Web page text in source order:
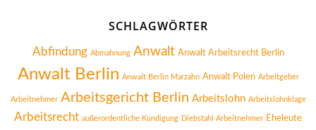
SCHLAGWÖRTER
Abfindung Abmahnung Anwalt Anwalt Arbeitsrecht Berlin
Anwalt Berlin Anwalt Berlin Marzahn Anwalt Polen Arbeitgeber
Arbeitnehmer Arbeitsgericht Berlin Arbeitslohn Arbeitslohnklage
Arbeitsrecht außerordentliche Kündigung Diebstahl Arbeitnehmer Eheleute